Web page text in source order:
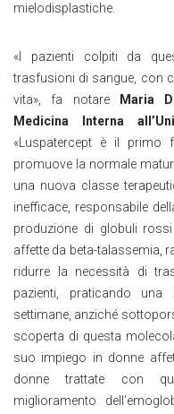
mielodisplastiche.
«I pazienti colpiti da
trasfusioni di sangue, con
vita», fa notare
Maria
Medicina Interna
«Luspatercept è il primo
promuove la normale
una nuova classe
inefficace, responsabile
produzione di globuli
affette da beta-talassemia,
ridurre la necessità di
pazienti, praticando
settimane, anziché
scoperta di questa
suo impiego in donne
donne trattate con
miglioramento